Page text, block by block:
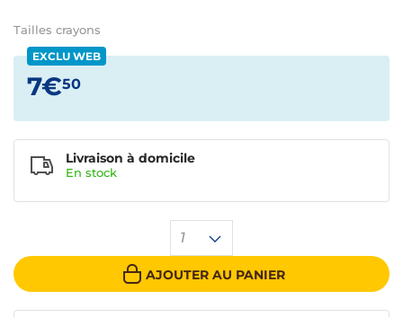
Tailles crayons
EXCLU WEB
7€50
1
AJOUTER AU PANIER
Livraison à domicile
En stock